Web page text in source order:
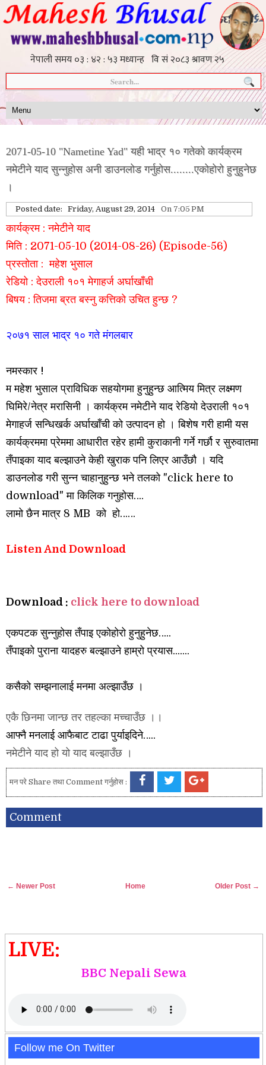
2071-05-10 "Nametine Yad" यही भाद्र १० गतेको कार्यक्रम
नमेटीने याद सुन्नुहोस अनी डाउनलोड गर्नुहोस........एकोहोरो हुनुहुनेछ
।
Posted date: Friday, August 29, 2014 On 7:05 PM
कार्यक्रम : नमेटीने याद
मिति : 2071-05-10 (2014-08-26) (Episode-56)
प्रस्तोता : महेश भुसाल
रेडियो : देउराली १०१ मेगाहर्ज अर्घाखाँची
बिषय : तिजमा ब्रत बस्नु कत्तिको उचित हुन्छ ?
२०७१ साल भाद्र १०गते मंगलबार
नमस्कार !
म महेश भुसाल प्राविधिक सहयोगमा हुनुहुन्छ आत्मिय मित्र लक्ष्मण
घिमिरे/नेत्र मरासिनी । कार्यक्रम नमेटीने याद रेडियो देउराली १०१
मेगाहर्ज सन्धिखर्क अर्घाखाँची को उत्पादन हो । बिशेष गरी हामी यस
कार्यक्रममा प्रेममा आधारीत रहेर हामी कुराकानी गर्ने गर्छौ र सुरुवातमा
तँपाइका याद बल्झाउने केही खुराक पनि लिएर आउँछौ । यदि
डाउनलोड गरी सुन्न चाहानुहुन्छ भने तलको "click here to
download" मा किलिक गनुहोस….
लामो छैन मात्र 8 MB को हो……
Listen And Download
Download : click here to download
एकपटक सुन्नुहोस तँपाइ एकोहोरो हुनुहुनेछ…..
तँपाइको पुराना यादहरु बल्झाउने हाम्रो प्रयास.......
कसैको सम्झनालाई मनमा अल्झाउँछ ।
एकै छिनमा जान्छ तर तहल्का मच्चाउँछ ।।
आफ्नै मनलाई आफैबाट टाढा पुर्याइदिने…..
नमेटीने याद हो यो याद बल्झाउँछ ।
मन परे Share तथा Comment गर्नुहोस :
Comment
← Newer Post Older Post →
Home
LIVE:
BBC Nepali Sewa
Follow me On Twitter